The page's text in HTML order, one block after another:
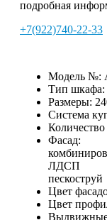
подробная
+7(922)740-22-33
Модель №:
Тип шкафа:
Размеры:
Система
Количество
Фасад:
ЛДСП
пескоструй
Цвет
Цвет